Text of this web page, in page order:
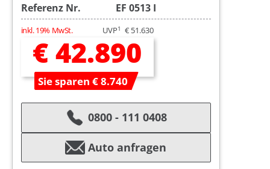
Referenz Nr.
EF 0513 I
inkl. 19% MwSt. UVP1 € 51.630
€ 42.890
Sie sparen € 8.740
0800 - 111 0408
Auto anfragen